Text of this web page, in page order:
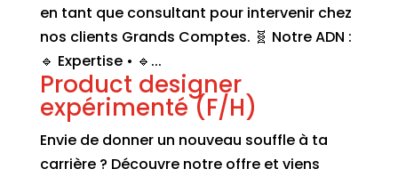
en tant que consultant pour intervenir chez
nos clients Grands Comptes. 🧬 Notre ADN :
🔹 Expertise • 🔹...
Product designer
expérimenté (F/H)
Envie de donner un nouveau souffle à ta
carrière ? Découvre notre offre et viens